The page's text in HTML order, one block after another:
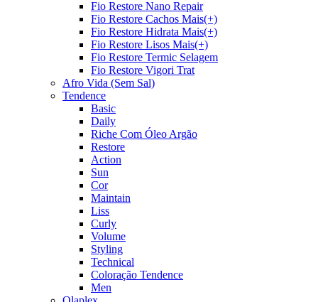
Fio Restore Nano Repair
Fio Restore Cachos Mais(+)
Fio Restore Hidrata Mais(+)
Fio Restore Lisos Mais(+)
Fio Restore Termic Selagem
Fio Restore Vigori Trat
Afro Vida (Sem Sal)
Tendence
Basic
Daily
Riche Com Óleo Argão
Restore
Action
Sun
Cor
Maintain
Liss
Curly
Volume
Styling
Technical
Coloração Tendence
Men